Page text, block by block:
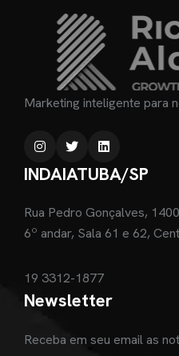
Marketing inteligente para
INDAIATUBA/SP
Rua Pedro Gonçalves, 1400
6º andar, Sala 61 e 62,
19 3312-1877
Newsletter
Receba em seu email as